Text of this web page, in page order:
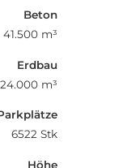
Beton
41.500 m³
Erdbau
m³
6522 Stk
Höhe